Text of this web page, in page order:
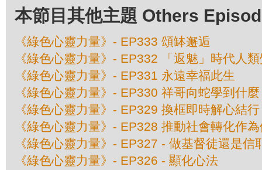
本節目其他主題 Others
《綠色心靈力量》- EP333 頌缽邂逅
《綠色心靈力量》- EP332 「返魅」時代人
《綠色心靈力量》- EP331 永遠幸福此生
《綠色心靈力量》- EP330 祥哥向蛇學到什麼
《綠色心靈力量》- EP329 換框即時解心結行
《綠色心靈力量》- EP328 推動社會轉化作
《綠色心靈力量》- EP327 - 做基督徒還是
《綠色心靈力量》- EP326 - 顯化心法